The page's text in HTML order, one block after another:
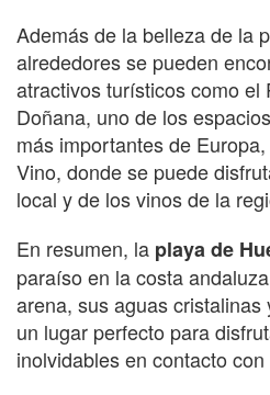
Además de la belleza de la
alrededores se pueden
atractivos turísticos como el
Doñana, uno de los
más importantes de
Vino, donde se puede
local y de los vinos de la
En resumen, la playa de
paraíso en la costa
arena, sus aguas
un lugar perfecto para
inolvidables en contacto